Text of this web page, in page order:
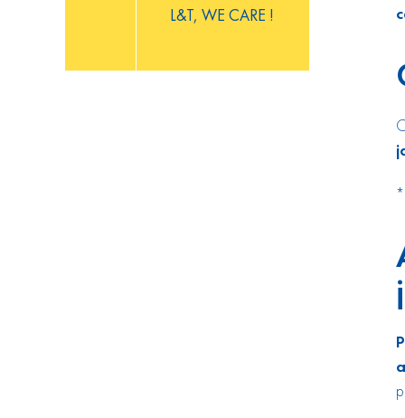
L&T, WE CARE !